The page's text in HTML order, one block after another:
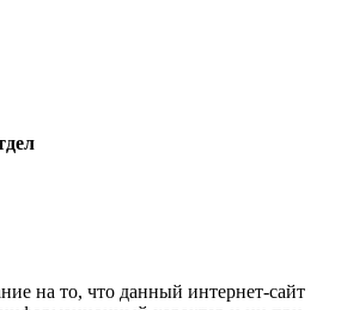
на то, что данный интернет-сайт